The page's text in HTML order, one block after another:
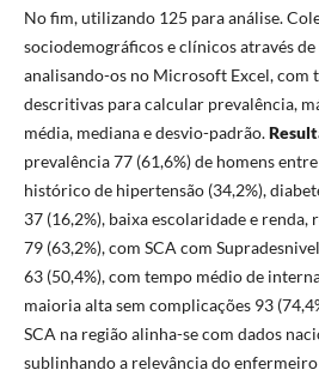
No fim, utilizando 125 para análise.
sociodemográficos e clínicos através
analisando-os no Microsoft Excel, com
descritivas para calcular prevalência,
média, mediana e desvio-padrão.
prevalência 77 (61,6%) de homens
histórico de hipertensão (34,2%),
37 (16,2%), baixa escolaridade e renda,
79 (63,2%), com SCA com
63 (50,4%), com tempo médio de
maioria alta sem complicações 93
SCA na região alinha-se com dados
sublinhando a relevância do